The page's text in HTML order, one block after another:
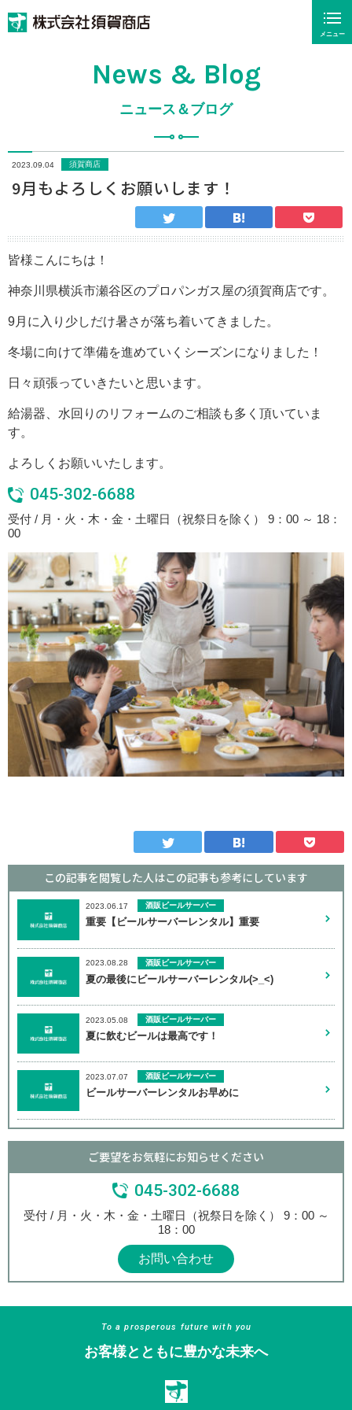
メニュー
News & Blog
ニュース＆ブログ
2023.09.04 須賀商店
9月もよろしくお願いします！
皆様こんにちは！
神奈川県横浜市瀬谷区のプロパンガス屋の須賀商店です。
9月に入り少しだけ暑さが落ち着いてきました。
冬場に向けて準備を進めていくシーズンになりました！
日々頑張っていきたいと思います。
給湯器、水回りのリフォームのご相談も多く頂いていま
す。
よろしくお願いいたします。
045-302-6688
受付 / 月・火・木・金・土曜日（祝祭日を除く） 9：00 ～ 18：
00
この記事を閲覧した人はこの記事も参考にしています
2023.06.17 酒販ビールサーバー
重要【ビールサーバーレンタル】重要
2023.08.28 酒販ビールサーバー
夏の最後にビールサーバーレンタル(>_<)
2023.05.08 酒販ビールサーバー
夏に飲むビールは最高です！
2023.07.07 酒販ビールサーバー
ビールサーバーレンタルお早めに
ご要望をお気軽にお知らせください
045-302-6688
受付 / 月・火・木・金・土曜日（祝祭日を除く） 9：00 ～
18：00
お問い合わせ
To a prosperous future with you
お客様とともに豊かな未来へ